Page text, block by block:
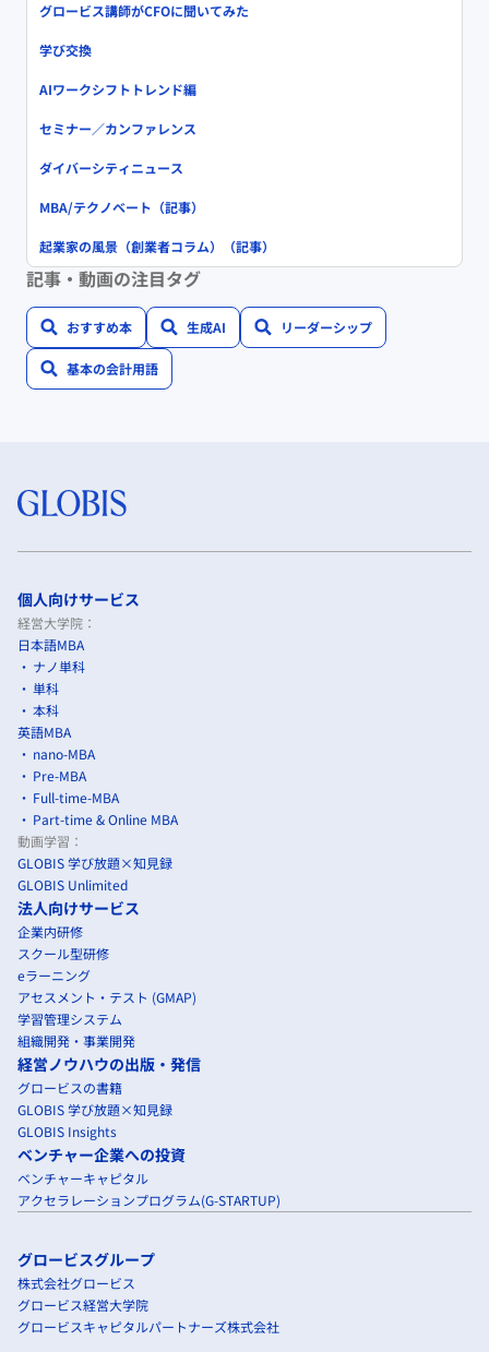
グロービス講師がCFOに聞いてみた
学び交換
AIワークシフトトレンド編
セミナー／カンファレンス
ダイバーシティニュース
MBA/テクノベート（記事）
起業家の風景（創業者コラム）（記事）
記事・動画の注目タグ
おすすめ本 生成AI リーダーシップ
基本の会計用語
個人向けサービス
経営大学院：
日本語MBA
ナノ単科
単科
本科
英語MBA
nano-MBA
Pre-MBA
Full-time-MBA
Part-time & Online MBA
動画学習：
GLOBIS 学び放題×知見録
GLOBIS Unlimited
法人向けサービス
企業内研修
スクール型研修
eラーニング
アセスメント・テスト (GMAP)
学習管理システム
組織開発・事業開発
経営ノウハウの出版・発信
グロービスの書籍
GLOBIS 学び放題×知見録
GLOBIS Insights
ベンチャー企業への投資
ベンチャーキャピタル
アクセラレーションプログラム(G-STARTUP)
グロービスグループ
株式会社グロービス
グロービス経営大学院
グロービスキャピタルパートナーズ株式会社